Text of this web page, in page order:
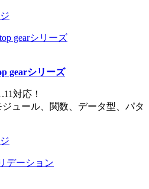
gearシリーズ
対応！
ュール、関数、データ型、パタ